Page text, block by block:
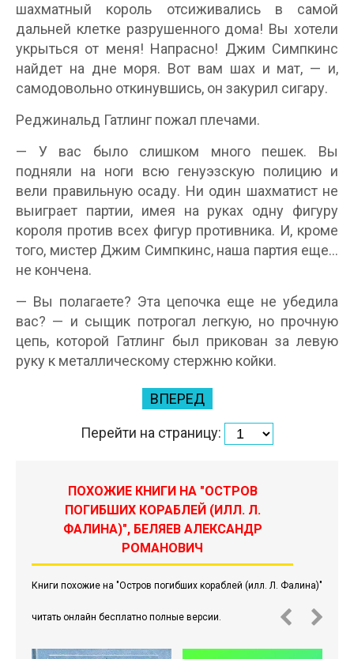
шахматный король отсиживались в самой
дальней клетке разрушенного дома! Вы хотели
укрыться от меня! Напрасно! Джим Симпкинс
найдет на дне моря. Вот вам шах и мат, — и,
самодовольно откинувшись, он закурил сигару.
Реджинальд Гатлинг пожал плечами.
— У вас было слишком много пешек. Вы
подняли на ноги всю генуэзскую полицию и
вели правильную осаду. Ни один шахматист не
выиграет партии, имея на руках одну фигуру
короля против всех фигур противника. И, кроме
того, мистер Джим Симпкинс, наша партия еще…
не кончена.
— Вы полагаете? Эта цепочка еще не убедила
вас? — и сыщик потрогал легкую, но прочную
цепь, которой Гатлинг был прикован за левую
руку к металлическому стержню койки.
ВПЕРЕД
Перейти на страницу:
ПОХОЖИЕ КНИГИ НА "ОСТРОВ
ПОГИБШИХ КОРАБЛЕЙ (ИЛЛ. Л.
ФАЛИНА)", БЕЛЯЕВ АЛЕКСАНДР
РОМАНОВИЧ
Книги похожие на "Остров погибших кораблей (илл. Л. Фалина)"
читать онлайн бесплатно полные версии.